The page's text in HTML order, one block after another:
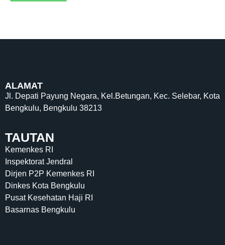
ALAMAT
Jl. Depati Payung Negara, Kel.Betungan, Kec. Selebar, Kota
Bengkulu, Bengkulu 38213
TAUTAN
Kemenkes RI
Inspektorat Jendral
Dirjen P2P Kemenkes RI
Dinkes Kota Bengkulu
Pusat Kesehatan Haji RI
Basarnas Bengkulu